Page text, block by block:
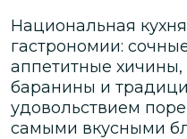
Национальная
гастрономии:
аппетитные
баранины и
удовольствием
самыми вкусными